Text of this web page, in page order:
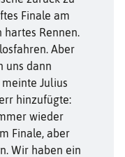
Finale am
hartes Rennen.
Aber
uns dann
Julius
hinzufügte:
wieder
Finale, aber
Wir haben ein